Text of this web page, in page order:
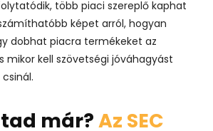
több piaci szereplő kaphat
képet arról, hogyan
dobhat piacra termékeket az
mikor kell szövetségi jóváhagyást
már?Az SEC